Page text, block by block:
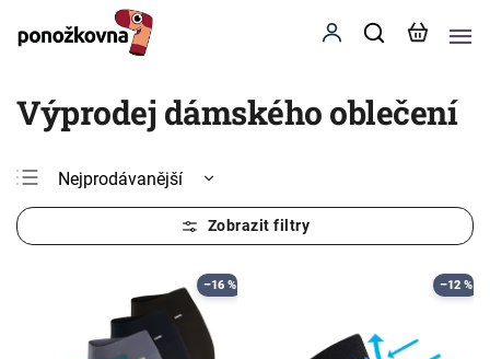
Výprodej dámského oblečení
Nejprodávanější
Nejlevnější
Nejdražší
–16 % –12 %